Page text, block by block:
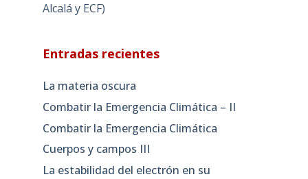
Alcalá y ECF)
Entradas recientes
La materia oscura
Combatir la Emergencia Climática – II
Combatir la Emergencia Climática
Cuerpos y campos III
La estabilidad del electrón en su